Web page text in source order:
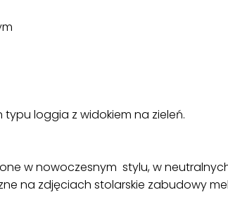
typu loggia z widokiem na zieleń.
w nowoczesnym stylu, w
na zdjęciach stolarskie zabudowy